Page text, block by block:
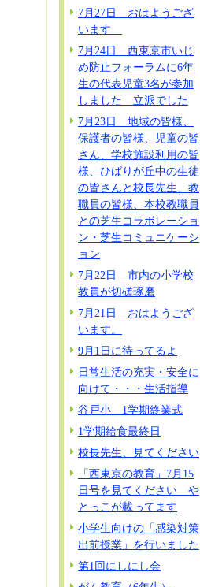
7月27日 おはようござ
います
7月24日 西東京市いじ
め防止フォーラムに6年
生の代表児童3名が参加
しました 立派でした
7月23日 地域の皆様、
保護者の皆様、児童の皆
さん、学校施設利用の皆
様、ひばりが丘中の生徒
の皆さんと校長先生、教
職員の皆様、本校教職員
との芝生コラボレーショ
ン・芝生コミュニケーシ
ョン
7月22日 市内の小学校
教員が切磋琢磨
7月21日 おはようござ
います。
9月1日に待ってるよ
日常生活の充実・安全に
向けて・・・生活指導
谷戸小 1学期終業式
1学期給食最終日
校長先生、見てください
「西東京の教育」7月15
日号を見てください や
とっこが載ってます
小学生向けの「感染対策
出前授業」を行いました
第1回にしにし会